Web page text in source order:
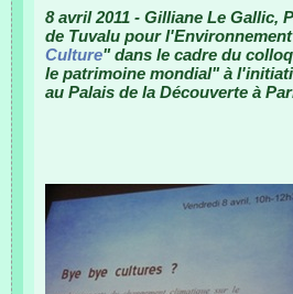
8 avril 2011 - Gilliane Le Gallic,
de Tuvalu pour
Culture" dans le cadre du
le patrimoine mondial" à
au Palais de la Découverte à